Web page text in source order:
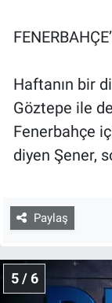
Haftanın bir
Göztepe ile
Fenerbahçe
diyen Şener,
Paylaş
5 / 6